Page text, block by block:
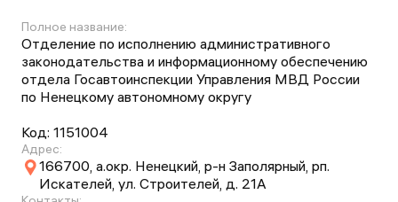
Полное название:
Отделение по исполнению административного
законодательства и информационному обеспечению
отдела Госавтоинспекции Управления МВД России
по Ненецкому автономному округу
Код: 1151004
Адрес:
166700, а.окр. Ненецкий, р-н Заполярный, рп.
Искателей, ул. Строителей, д. 21А